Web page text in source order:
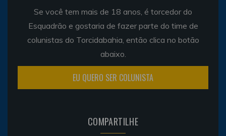
Se você tem mais de 18 anos, é torcedor do
Esquadrão e gostaria de fazer parte do time de
colunistas do Torcidabahia, então clica no botão
abaixo.
EU QUERO SER COLUNISTA
COMPARTILHE